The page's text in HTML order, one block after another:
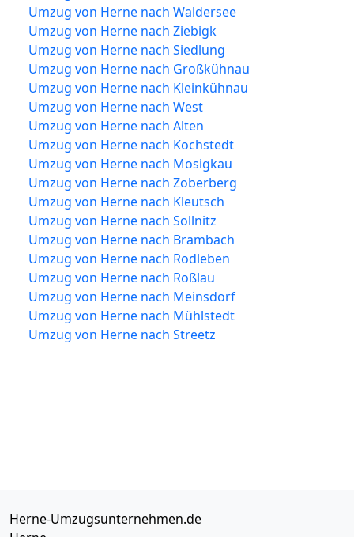
Umzug von Herne nach Waldersee
Umzug von Herne nach Ziebigk
Umzug von Herne nach Siedlung
Umzug von Herne nach Großkühnau
Umzug von Herne nach Kleinkühnau
Umzug von Herne nach West
Umzug von Herne nach Alten
Umzug von Herne nach Kochstedt
Umzug von Herne nach Mosigkau
Umzug von Herne nach Zoberberg
Umzug von Herne nach Kleutsch
Umzug von Herne nach Sollnitz
Umzug von Herne nach Brambach
Umzug von Herne nach Rodleben
Umzug von Herne nach Roßlau
Umzug von Herne nach Meinsdorf
Umzug von Herne nach Mühlstedt
Umzug von Herne nach Streetz
Herne-Umzugsunternehmen.de